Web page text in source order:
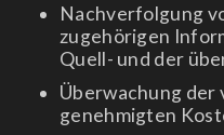
Nachverfolgung
zugehörigen
Quell- und der
Überwachung der
genehmigten